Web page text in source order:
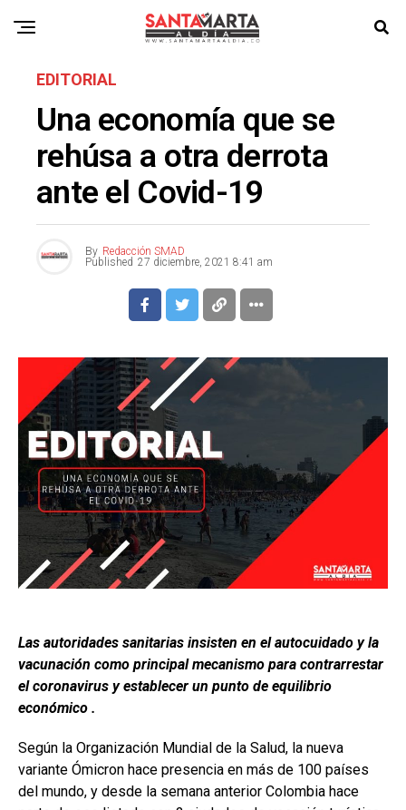
EDITORIAL
Una economía que se
rehúsa a otra derrota
ante el Covid-19
By Redacción SMAD
Published 27 diciembre, 2021 8:41 am
Las autoridades sanitarias insisten en el autocuidado y la
vacunación como principal mecanismo para contrarrestar
el coronavirus y establecer un punto de equilibrio
económico .
Según la Organización Mundial de la Salud, la nueva
variante Ómicron hace presencia en más de 100 países
del mundo, y desde la semana anterior Colombia hace